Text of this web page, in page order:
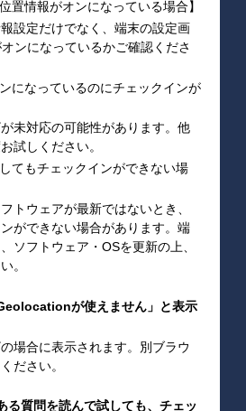
置情報がオンになっている場合】
設定だけでなく、端末の設定画
ンになっているかご確認くださ
になっているのにチェックインが
未対応の可能性があります。他
試しください。
てもチェックインができない場
トウェアが最新ではないとき、
ができない場合があります。端
ソフトウェア・OSを更新の上、
。
が使えません」と表示
場合に表示されます。別ブラウ
ださい。
る質問を読んで試しても、チェッ